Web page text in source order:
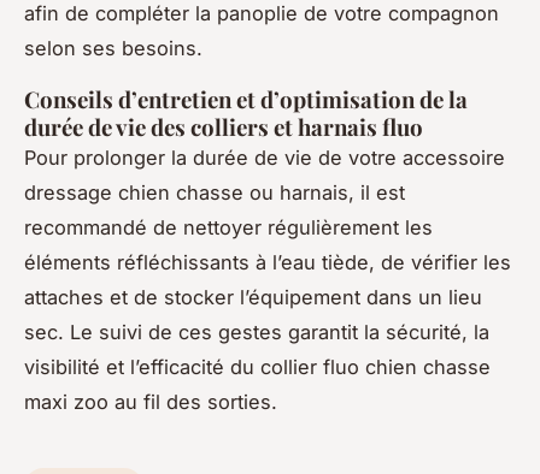
afin de compléter la panoplie de votre compagnon
selon ses besoins.
Conseils d’entretien et d’optimisation de la
durée de vie des colliers et harnais fluo
Pour prolonger la durée de vie de votre accessoire
dressage chien chasse ou harnais, il est
recommandé de nettoyer régulièrement les
éléments réfléchissants à l’eau tiède, de vérifier les
attaches et de stocker l’équipement dans un lieu
sec. Le suivi de ces gestes garantit la sécurité, la
visibilité et l’efficacité du collier fluo chien chasse
maxi zoo au fil des sorties.